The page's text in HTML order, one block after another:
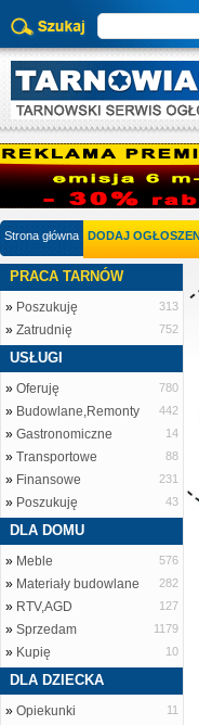
Strona główna DODAJ
PRACA TARNÓW
» Poszukuję 313
» Zatrudnię 752
USŁUGI
» Oferuję 780
» Budowlane,Remonty 442
» Gastronomiczne 14
» Transportowe 88
» Finansowe 231
» Poszukuję 43
DLA DOMU
» Meble 576
» Materiały budowlane 282
» RTV,AGD 127
» Sprzedam 1179
» Kupię 10
DLA DZIECKA
» Opiekunki 11